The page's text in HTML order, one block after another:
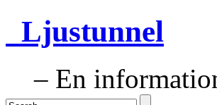
Ljustunnel
– En